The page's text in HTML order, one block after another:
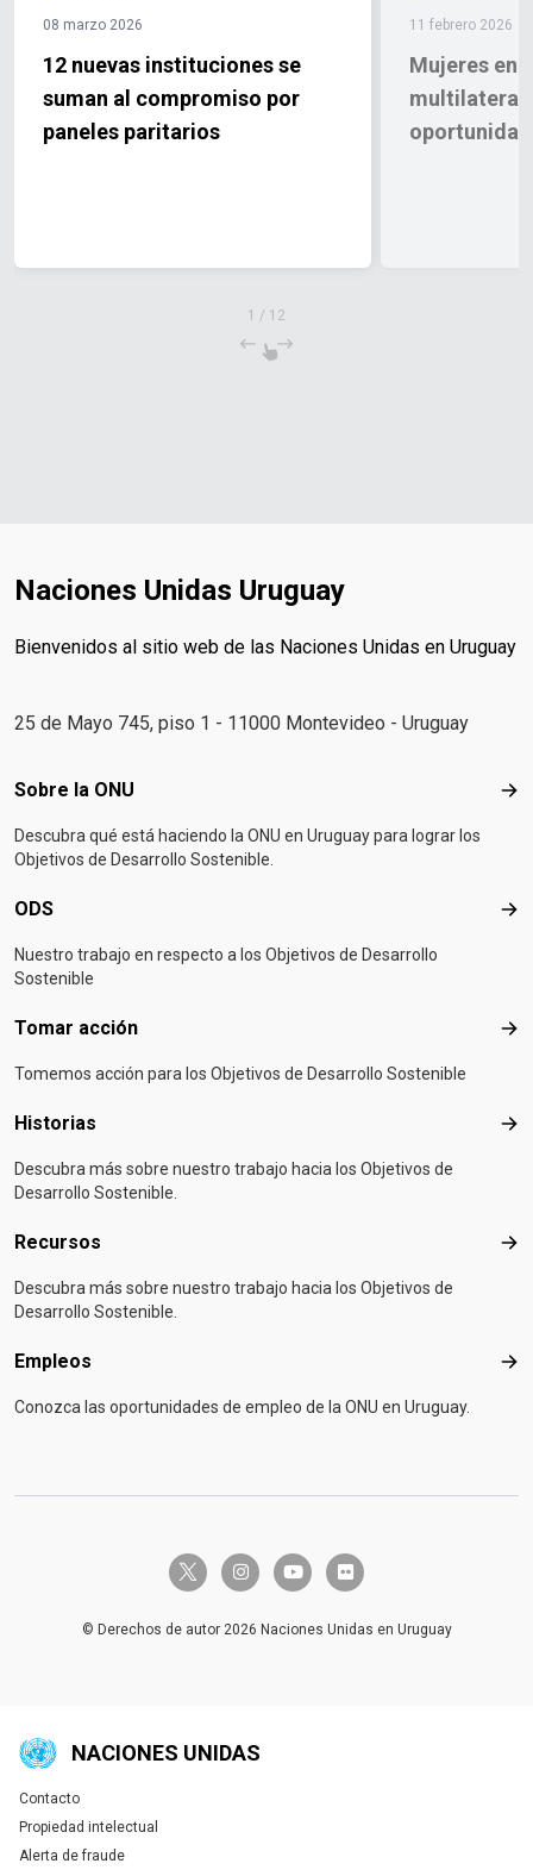
08 marzo 2026
12 nuevas instituciones se
suman al compromiso por
paneles paritarios
11 febrero 2026
Mujeres en
1 / 12
Naciones Unidas Uruguay
Bienvenidos al sitio web de las Naciones Unidas en Uruguay
25 de Mayo 745, piso 1 - 11000 Montevideo - Uruguay
Footer menu
Sobre la ONU
Descubra qué está haciendo la ONU en Uruguay para lograr los
Objetivos de Desarrollo Sostenible.
ODS
Nuestro trabajo en respecto a los Objetivos de Desarrollo
Sostenible
Tomar acción
Tomemos acción para los Objetivos de Desarrollo Sostenible
Historias
Descubra más sobre nuestro trabajo hacia los Objetivos de
Desarrollo Sostenible.
Recursos
Descubra más sobre nuestro trabajo hacia los Objetivos de
Desarrollo Sostenible.
Empleos
Conozca las oportunidades de empleo de la ONU en Uruguay.
twitter-x instagramyoutube flickr
© Derechos de autor 2026 Naciones Unidas en Uruguay
NACIONES UNIDAS
Global U.N. menu
Contacto
Propiedad intelectual
Alerta de fraude